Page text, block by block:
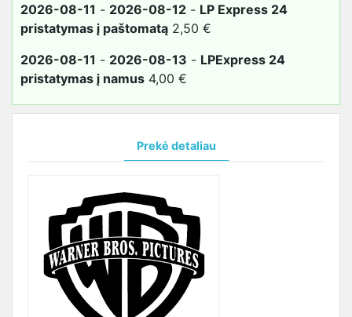
2026-08-11 - 2026-08-12 - LP Express 24
pristatymas į paštomatą 2,50 €
2026-08-11 - 2026-08-13 - LPExpress 24
pristatymas į namus 4,00 €
Prekė detaliau